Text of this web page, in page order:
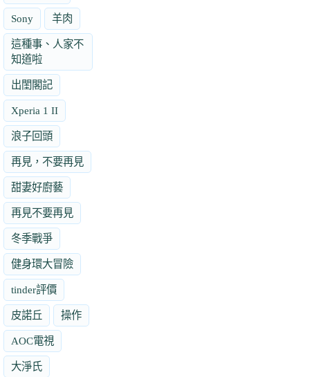
Sony 羊肉
這種事、人家不
知道啦
出閨閣記
Xperia 1 II
浪子回頭
再見，不要再見
甜妻好廚藝
再見不要再見
冬季戰爭
健身環大冒險
tinder評價
皮諾丘 操作
AOC電視
大淨氏